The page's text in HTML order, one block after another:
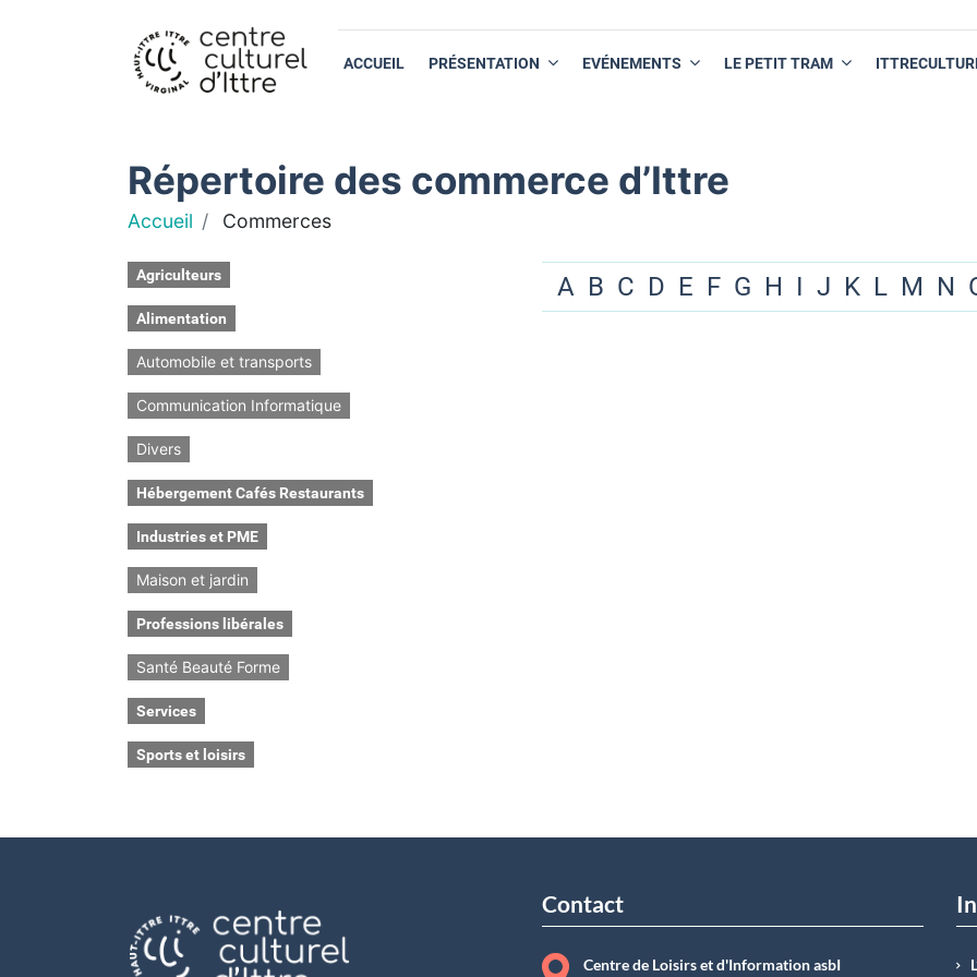
ACCUEIL PRÉSENTATION EVÉNEMENTS LE PETIT TRAM
Répertoire des commerce d’Ittre
Accueil Commerces
Agriculteurs
Alimentation
Automobile et transports
Communication Informatique
Divers
Hébergement Cafés Restaurants
Industries et PME
Maison et jardin
Professions libérales
Santé Beauté Forme
Services
Sports et loisirs
A B C D E F G H I J K L M N
Contact
Centre de Loisirs et d'Information asbI